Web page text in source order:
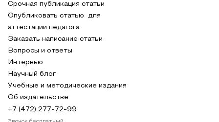
Срочная публикация статьи
Опубликовать статью для
аттестации педагога
Заказать написание статьи
Вопросы и ответы
Интервью
Научный блог
Учебные и методические издания
Об издательстве
+7 (472) 277-72-99